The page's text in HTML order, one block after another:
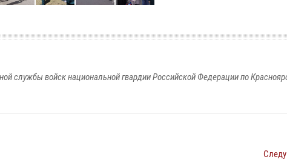
службы войск национальной гвардии Российской Федерации по